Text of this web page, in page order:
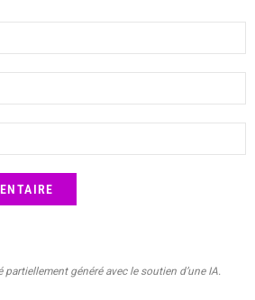
partiellement généré avec le soutien d’une IA.